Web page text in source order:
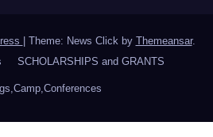
Theme: News Click by Themeansar.
SCHOLARSHIPS and GRANTS